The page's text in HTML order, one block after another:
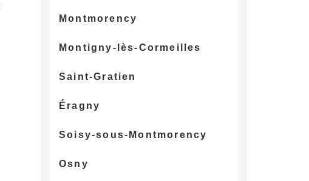
Montmorency
Montigny-lès-Cormeilles
Saint-Gratien
Éragny
Soisy-sous-Montmorency
Osny